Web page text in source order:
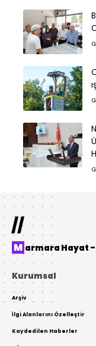
//
Marmara Hayat
Kurumsal
Arşiv
İlgi Alanlarını Özelleştir
Kaydedilen Haberler